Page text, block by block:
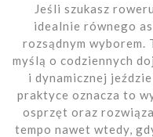
Jeśli szukasz
idealnie równego
rozsądnym wyborem.
myślą o codziennych
i dynamicznej
praktyce oznacza to
osprzęt oraz
tempo nawet wtedy,